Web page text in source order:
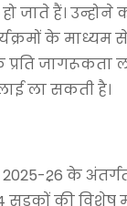
जाते हैं। उन्होने
के माध्यम
प्रति
ला सकती है।
2025-2़6 के
सडकों की विशेष